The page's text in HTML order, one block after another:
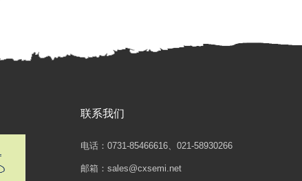
联系我们
电话：0731-85466616、021-58930266
邮箱：sales@cxsemi.net